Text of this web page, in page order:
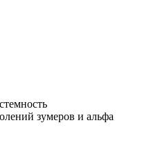
зумеров и альфа